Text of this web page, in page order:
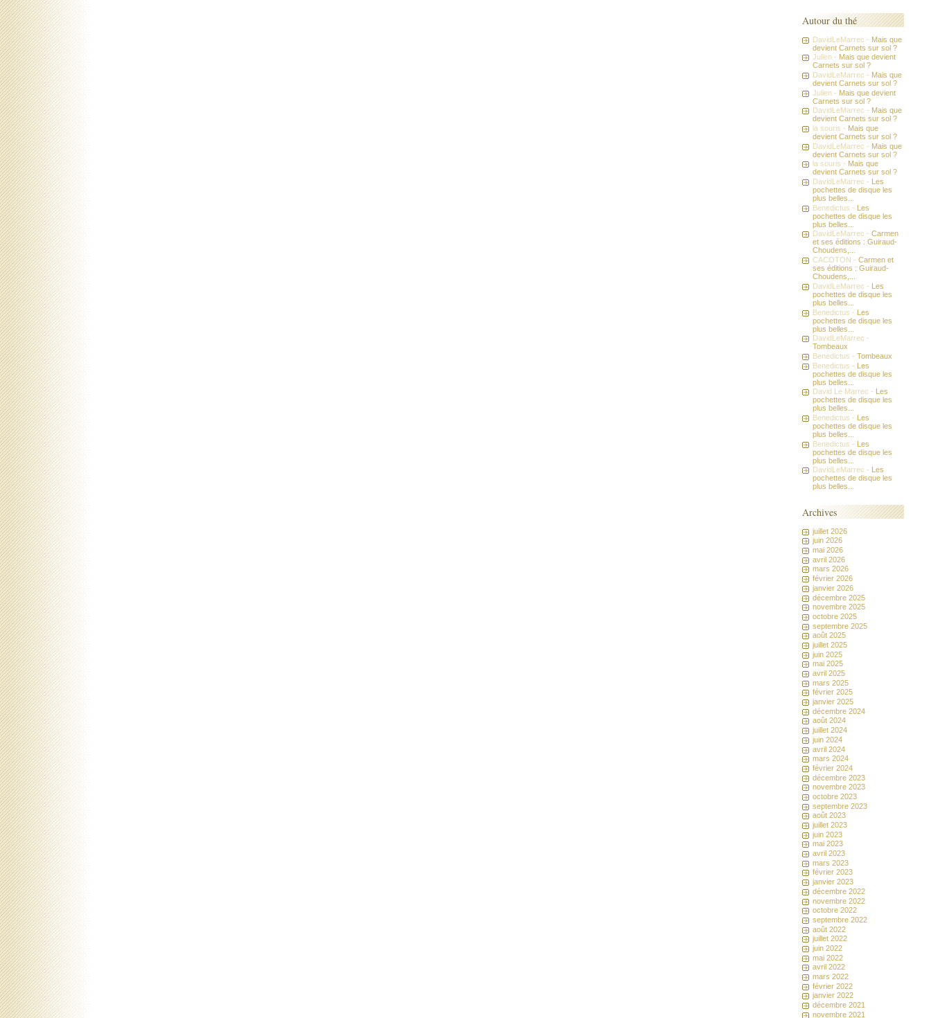
Autour du thé
DavidLeMarrec - Mais que
devient Carnets sur sol ?
Julien - Mais que devient
Carnets sur sol ?
DavidLeMarrec - Mais que
devient Carnets sur sol ?
Julien - Mais que devient
Carnets sur sol ?
DavidLeMarrec - Mais que
devient Carnets sur sol ?
la souris - Mais que
devient Carnets sur sol ?
DavidLeMarrec - Mais que
devient Carnets sur sol ?
la souris - Mais que
devient Carnets sur sol ?
DavidLeMarrec - Les
pochettes de disque les
plus belles...
Benedictus - Les
pochettes de disque les
plus belles...
DavidLeMarrec -Carmen
et ses éditions : Guiraud-
Choudens,...
CACOTON -Carmen et
ses éditions : Guiraud-
Choudens,...
DavidLeMarrec - Les
pochettes de disque les
plus belles...
Benedictus - Les
pochettes de disque les
plus belles...
DavidLeMarrec -
Tombeaux
Benedictus -Tombeaux
Benedictus - Les
pochettes de disque les
plus belles...
David Le Marrec -
Les
pochettes de disque les
plus belles...
Benedictus - Les
pochettes de disque les
plus belles...
Benedictus - Les
pochettes de disque les
plus belles...
DavidLeMarrec -
Les
pochettes de disque les
plus belles...
Archives
juillet 2026
juin 2026
mai 2026
avril 2026
mars 2026
février 2026
janvier 2026
décembre 2025
novembre 2025
octobre 2025
septembre 2025
août 2025
juillet 2025
juin 2025
mai 2025
avril 2025
mars 2025
février 2025
janvier 2025
décembre 2024
août 2024
juillet 2024
juin 2024
avril 2024
mars 2024
février 2024
décembre 2023
novembre 2023
octobre 2023
septembre 2023
août 2023
juillet 2023
juin 2023
mai 2023
avril 2023
mars 2023
février 2023
janvier 2023
décembre 2022
novembre 2022
octobre 2022
septembre 2022
août 2022
juillet 2022
juin 2022
mai 2022
avril 2022
mars 2022
février 2022
janvier 2022
décembre 2021
novembre 2021